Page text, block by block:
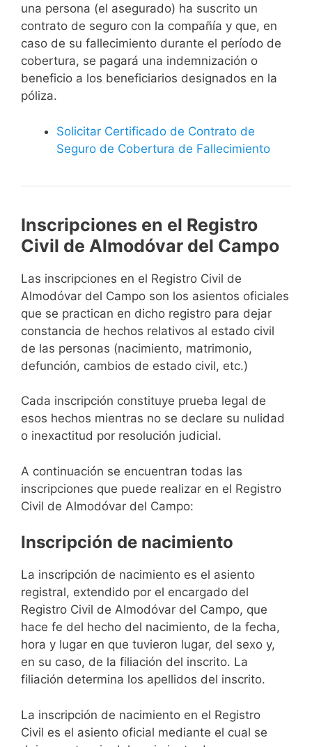
una persona (el asegurado) ha suscrito un
contrato de seguro con la compañía y que, en
caso de su fallecimiento durante el período de
cobertura, se pagará una indemnización o
beneficio a los beneficiarios designados en la
póliza.
Solicitar Certificado de Contrato de
Seguro de Cobertura de Fallecimiento
Inscripciones en el Registro
Civil de Almodóvar del Campo
Las inscripciones en el Registro Civil de
Almodóvar del Campo son los asientos oficiales
que se practican en dicho registro para dejar
constancia de hechos relativos al estado civil
de las personas (nacimiento, matrimonio,
defunción, cambios de estado civil, etc.)
Cada inscripción constituye prueba legal de
esos hechos mientras no se declare su nulidad
o inexactitud por resolución judicial.
A continuación se encuentran todas las
inscripciones que puede realizar en el Registro
Civil de Almodóvar del Campo:
Inscripción de nacimiento
La inscripción de nacimiento es el asiento
registral, extendido por el encargado del
Registro Civil de Almodóvar del Campo, que
hace fe del hecho del nacimiento, de la fecha,
hora y lugar en que tuvieron lugar, del sexo y,
en su caso, de la filiación del inscrito. La
filiación determina los apellidos del inscrito.
La inscripción de nacimiento en el Registro
Civil es el asiento oficial mediante el cual se